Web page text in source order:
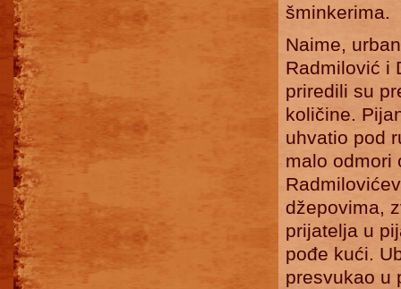
šminkerima.
Naime,
Radmilović i
priredili su
količine.
uhvatio pod
malo odmori
džepovima,
prijatelja u
pođe kući.
presvukao u